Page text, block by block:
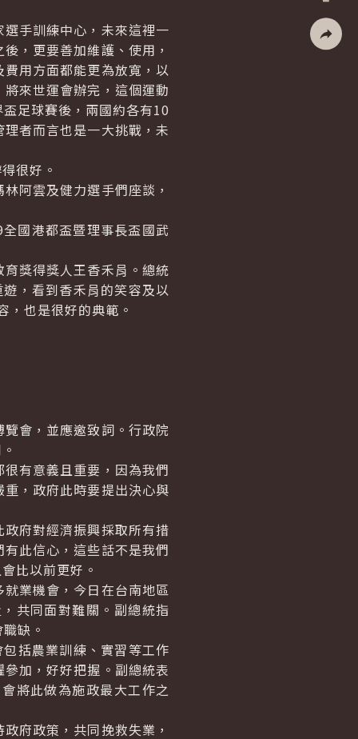
列印
手訓練中心，未來這裡一
，更要善加維護、使用，
用方面都能更為放寬，以
來世運會辦完，這個運動
足球賽後，兩國約各有10
者而言也是一大挑戰，未
很好。
阿雲及健力選手們座談，
國港都盃暨理事長盃國武
獎得獎人王香禾肙。總統
，看到香禾肙的笑容及以
，也是很好的典範。
會，並應邀致詞。行政院
有意義且重要，因為我們
，政府此時要提出決心與
府對經濟振興採取所有措
此信心，這些話不是我們
比以前更好。
業機會，今日在台南地區
共同面對難關。副總統指
缺。
括農業訓練、實習等工作
加，好好把握。副總統表
將此做為施政最大工作之
府政策，共同挽救失業，